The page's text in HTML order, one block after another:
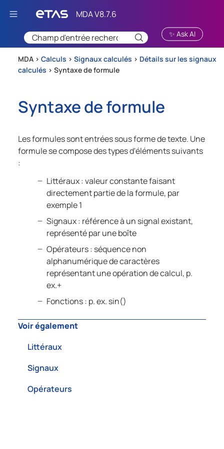
Passer au contenu principal
✨ Ask AI
MDA > Calculs > Signaux calculés > Détails sur les signaux
calculés > Syntaxe de formule
Syntaxe de formule
Les formules sont entrées sous forme de texte. Une
formule se compose des types d'éléments suivants
:
Littéraux : valeur constante faisant
directement partie de la formule, par
exemple 1
Signaux : référence à un signal existant,
représenté par une boîte
Opérateurs : séquence non
alphanumérique de caractères
représentant une opération de calcul, p.
ex.+
Fonctions : p. ex. sin()
Voir également
Littéraux
Signaux
Opérateurs